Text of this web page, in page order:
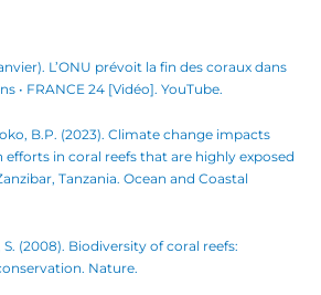
L’ONU prévoit la fin des coraux dans
• FRANCE 24 [Vidéo]. YouTube.
B.P. (2023). Climate change impacts
in coral reefs that are highly exposed
Tanzania. Ocean and Coastal
(2008). Biodiversity of coral reefs:
Nature.